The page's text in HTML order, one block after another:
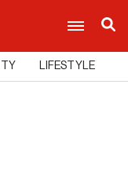
LIFESTYLE